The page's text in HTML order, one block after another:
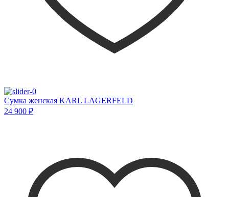
Сумка женская KARL LAGERFELD
24 900 ₽